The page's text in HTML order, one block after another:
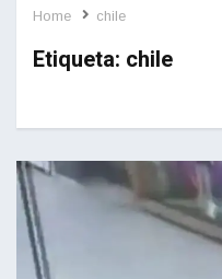
Home chile
Etiqueta: chile